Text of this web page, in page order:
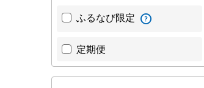
ふるなび限定
定期便